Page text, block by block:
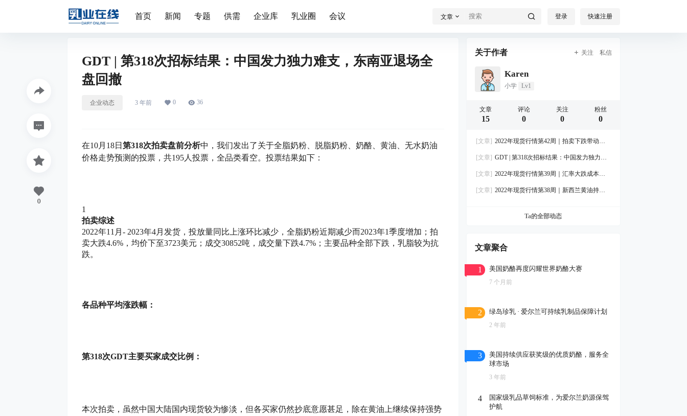
首页 新闻 专题 供需 企业库 乳业圈 会议 文章 登录 快速注册
GDT | 第318次招标结果：中国发力独力难支，东南亚退场全
盘回撤
企业动态 3 年前 0 36
在10月18日 第318次拍卖盘前分析中，我们发出了关于全脂奶粉、脱脂奶粉、奶酪、黄油、无水奶油
价格走势预测的投票，共195人投票，全品类看空。投票结果如下：
1
拍卖综述
2022年11月- 2023年4月发货，投放量同比上涨环比减少，全脂奶粉近期减少而2023年1季度增加；拍
卖大跌4.6%，均价下至3723美元；成交30852吨，成交量下跌4.7%；主要品种全部下跌，乳脂较为抗
跌。
各品种平均涨跌幅：
第318次GDT主要买家成交比例：
本次拍卖，虽然中国大陆国内现货较为惨淡，但各买家仍然抄底意愿甚足，除在黄油上继续保持强势
0
关于作者 关注 私信
Karen
小学 Lv1
文章
15
评论
0
关注
0
粉丝
0
[文章] 2022年现货行情第42周｜拍卖下跌带动现
[文章] GDT | 第318次招标结果：中国发力独力难
[文章] 2022年现货行情第39周｜汇率大跌成本大
[文章] 2022年现货行情第38周｜新西兰黄油持续
Ta的全部动态
文章聚合
1 美国奶酪再度闪耀世界奶酪大赛
7 个月前
2 绿岛珍乳 · 爱尔兰可持续乳制品保障计划
2 年前
3
美国持续供应获奖级的优质奶酪，服务全
球市场
3 年前
4
国家级乳品草饲标准，为爱尔兰奶源保驾
护航